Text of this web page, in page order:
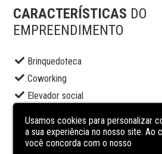
CARACTERÍSTICAS DO
EMPREENDIMENTO
Brinquedoteca
Coworking
Elevador social
Playground
Portaria
Usamos cookies para personalizar
a sua experiência no nosso site. Ao
você concorda com o nosso